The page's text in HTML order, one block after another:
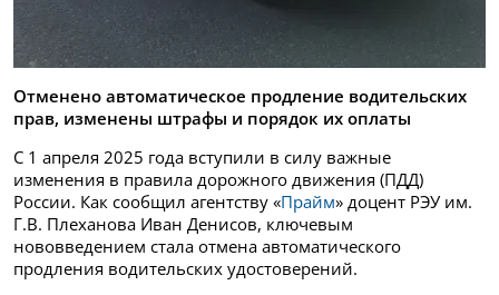
Отменено автоматическое продление водительских
прав, изменены штрафы и порядок их оплаты
С 1 апреля 2025 года вступили в силу важные
изменения в правила дорожного движения (ПДД)
России. Как сообщил агентству «Прайм» доцент РЭУ им.
Г.В. Плеханова Иван Денисов, ключевым
нововведением стала отмена автоматического
продления водительских удостоверений.